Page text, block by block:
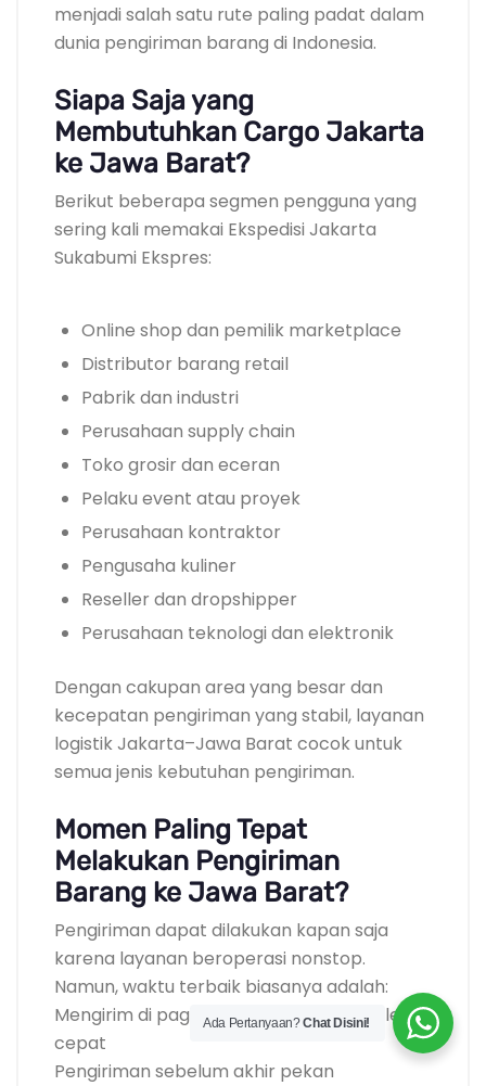
menjadi salah satu rute paling padat dalam
dunia pengiriman barang di Indonesia.
Siapa Saja yang
Membutuhkan Cargo Jakarta
ke Jawa Barat?
Berikut beberapa segmen pengguna yang
sering kali memakai Ekspedisi Jakarta
Sukabumi Ekspres:
Online shop dan pemilik marketplace
Distributor barang retail
Pabrik dan industri
Perusahaan supply chain
Toko grosir dan eceran
Pelaku event atau proyek
Perusahaan kontraktor
Pengusaha kuliner
Reseller dan dropshipper
Perusahaan teknologi dan elektronik
Dengan cakupan area yang besar dan
kecepatan pengiriman yang stabil, layanan
logistik Jakarta–Jawa Barat cocok untuk
semua jenis kebutuhan pengiriman.
Momen Paling Tepat
Melakukan Pengiriman
Barang ke Jawa Barat?
Pengiriman dapat dilakukan kapan saja
karena layanan beroperasi nonstop.
Namun, waktu terbaik biasanya adalah:
Mengirim di pagi hari agar penyortiran lebih
cepat
Pengiriman sebelum akhir pekan
Ada Pertanyaan?Chat Disini!